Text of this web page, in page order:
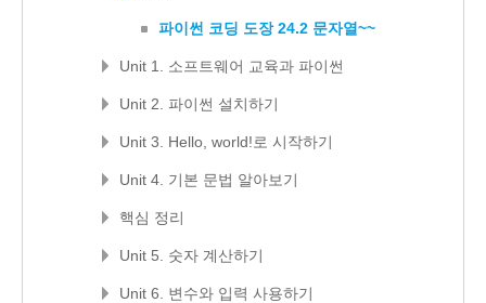
파이썬 코딩 도장 24.2 문자열~~
Unit 1. 소프트웨어 교육과 파이썬
Unit 2. 파이썬 설치하기
Unit 3. Hello, world!로 시작하기
Unit 4. 기본 문법 알아보기
핵심 정리
Unit 5. 숫자 계산하기
Unit 6. 변수와 입력 사용하기